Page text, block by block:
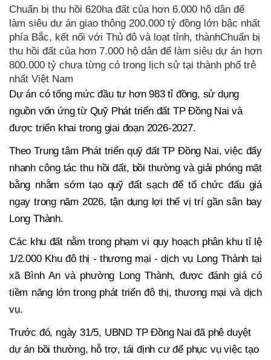
Chuẩn bị thu hồi 620ha đất của hơn 6.000 hộ dân để
làm siêu dự án giao thông 200.000 tỷ đồng lớn bậc nhất
phía Bắc, kết nối với Thủ đô và loạt tỉnh, thànhChuẩn bị
thu hồi đất của hơn 7.000 hộ dân để làm siêu dự án hơn
800.000 tỷ chưa từng có trong lịch sử tại thành phố trẻ
nhất Việt Nam
Dự án có tổng mức đầu tư hơn 983 tỉ đồng, sử dụng
nguồn vốn ứng từ Quỹ Phát triển đất TP Đồng Nai và
được triển khai trong giai đoạn 2026-2027.
Theo Trung tâm Phát triển quỹ đất TP Đồng Nai, việc đẩy
nhanh công tác thu hồi đất, bồi thường và giải phóng mặt
bằng nhằm sớm tạo quỹ đất sạch để tổ chức đấu giá
ngay trong năm 2026, tận dụng lợi thế vị trí gần sân bay
Long Thành.
Các khu đất nằm trong phạm vi quy hoạch phân khu tỉ lệ
1/2.000 Khu đô thị - thương mại - dịch vụ Long Thành tại
xã Bình An và phường Long Thành, được đánh giá có
tiềm năng lớn trong phát triển đô thị, thương mại và dịch
vụ.
Trước đó, ngày 31/5, UBND TP Đồng Nai đã phê duyệt
dự án bồi thường, hỗ trợ, tái định cư để phục vụ việc tạo